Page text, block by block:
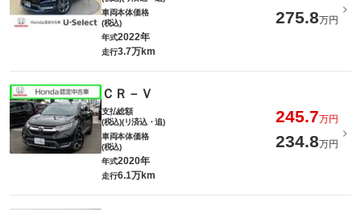
車両本体価格
(税込)
275.8万円
年式2022年
走行3.7万km
ＣＲ－Ｖ
支払総額
(税込)(リ済込・追)
245.7万円
車両本体価格
(税込)
234.8万円
年式2020年
走行6.1万km